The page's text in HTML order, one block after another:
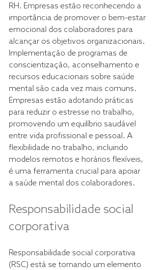
RH. Empresas estão reconhecendo a
importância de promover o bem-estar
emocional dos colaboradores para
alcançar os objetivos organizacionais.
Implementação de programas de
conscientização, aconselhamento e
recursos educacionais sobre saúde
mental são cada vez mais comuns.
Empresas estão adotando práticas
para reduzir o estresse no trabalho,
promovendo um equilíbrio saudável
entre vida profissional e pessoal. A
flexibilidade no trabalho, incluindo
modelos remotos e horários flexíveis,
é uma ferramenta crucial para apoiar
a saúde mental dos colaboradores.
Responsabilidade social
corporativa
Responsabilidade social corporativa
(RSC) está se tornando um elemento